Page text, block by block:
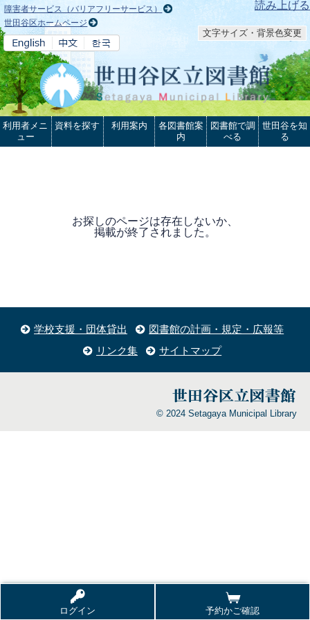
本文へ 読み上げる
障害者サービス（バリアフリーサービス）
世田谷区ホームページ
文字サイズ・背景色変更
ログイン 予約かご確認
利用者メニ
ュー
資料を探す 利用案内
各図書館案
内
図書館で調
べる
世田谷を知
る
お探しのページは存在しないか、
掲載が終了されました。
学校支援・団体貸出
図書館の計画・規定・広報等
リンク集
サイトマップ
© 2024 Setagaya Municipal Library